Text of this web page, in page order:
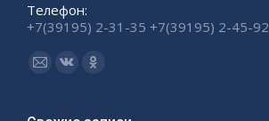
Телефон:
+7(39195) 2-31-35 +7(39195) 2-45-92
Ищите нас:
СтраницаСтраница
Страница